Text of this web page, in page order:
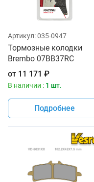
Артикул:035-0947
Тормозные колодки
Brembo 07BB37RC
от 11 171 ₽
В наличии : 1 шт.
Подробнее